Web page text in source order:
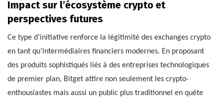
Impact sur l’écosystème crypto et
perspectives futures
Ce type d’initiative renforce la légitimité des exchanges crypto
en tant qu’intermédiaires financiers modernes. En proposant
des produits sophistiqués liés à des entreprises technologiques
de premier plan, Bitget attire non seulement les crypto-
enthousiastes mais aussi un public plus traditionnel en quête